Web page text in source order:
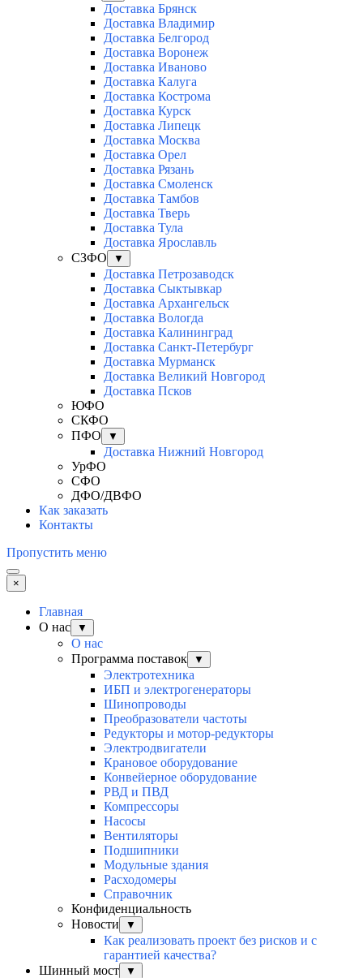
Доставка Брянск
Доставка Владимир
Доставка Белгород
Доставка Воронеж
Доставка Иваново
Доставка Калуга
Доставка Кострома
Доставка Курск
Доставка Липецк
Доставка Москва
Доставка Орел
Доставка Рязань
Доставка Смоленск
Доставка Тамбов
Доставка Тверь
Доставка Тула
Доставка Ярославль
СЗФО
▼
Доставка Петрозаводск
Доставка Сыктывкар
Доставка Архангельск
Доставка Вологда
Доставка Калининград
Доставка Санкт-Петербург
Доставка Мурманск
Доставка Великий Новгород
Доставка Псков
ЮФО
СКФО
ПФО
▼
Доставка Нижний Новгород
УрФО
СФО
ДФО/ДВФО
Как заказать
Контакты
Пропустить меню
×
Главная
О нас
▼
О нас
Программа поставок
▼
Электротехника
ИБП и электрогенераторы
Шинопроводы
Преобразователи частоты
Редукторы и мотор-редукторы
Электродвигатели
Крановое оборудование
Конвейерное оборудование
РВД и ПВД
Компрессоры
Насосы
Вентиляторы
Подшипники
Модульные здания
Расходомеры
Справочник
Конфиденциальность
Новости
▼
Как реализовать проект без рисков и с
гарантией качества?
Шинный мост
▼